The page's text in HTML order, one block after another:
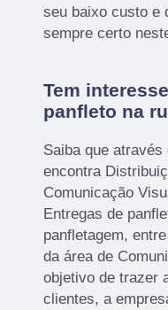
seu baixo custo e
sempre certo
Tem
panfleto na
Saiba que
encontra
Comunicação
Entregas de
panfletagem,
da área de
objetivo de trazer
clientes, a